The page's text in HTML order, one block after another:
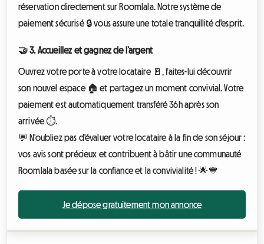
réservation directement sur Roomlala. Notre système de
paiement sécurisé 🔒 vous assure une totale tranquillité d'esprit.
🤝 3. Accueillez et gagnez de l’argent
Ouvrez votre porte à votre locataire 🚪, faites-lui découvrir
son nouvel espace 🏠 et partagez un moment convivial. Votre
paiement est automatiquement transféré 36h après son
arrivée ⏱️.
💬 N'oubliez pas d'évaluer votre locataire à la fin de son séjour :
vos avis sont précieux et contribuent à bâtir une communauté
Roomlala basée sur la confiance et la convivialité ! 🌟💙
Je dépose gratuitement mon annonce